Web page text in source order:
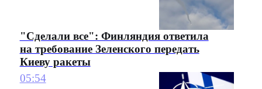
"Сделали все": Финляндия ответила
на требование Зеленского передать
Киеву ракеты
05:54